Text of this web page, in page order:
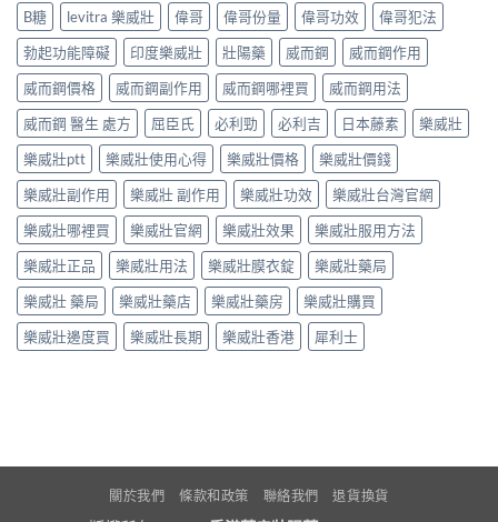
B糖 levitra 樂威壯 偉哥 偉哥份量 偉哥功效
偉哥犯法
勃起功能障礙
印度樂威壯 壯陽藥 威而鋼
威而鋼作用
威而鋼價格
威而鋼副作用 威而鋼哪裡買
威而鋼用法
威而鋼 醫生 處方
屈臣氏 必利勁 必利吉 日本藤素
樂威壯
樂威壯ptt
樂威壯使用心得 樂威壯價格
樂威壯價錢
樂威壯副作用
樂威壯 副作用 樂威壯功效
樂威壯台灣官網
樂威壯哪裡買
樂威壯官網 樂威壯效果
樂威壯服用方法
樂威壯正品
樂威壯用法 樂威壯膜衣錠
樂威壯藥局
樂威壯 藥局
樂威壯藥店 樂威壯藥房
樂威壯購買
樂威壯邊度買
樂威壯長期 樂威壯香港 犀利士
關於我們 條款和政策 聯絡我們 退貨換貨